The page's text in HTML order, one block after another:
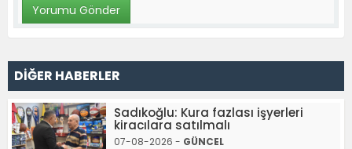
DİĞER HABERLER
Sadıkoğlu: Kura fazlası işyerleri
kiracılara satılmalı
07-08-2026 - GÜNCEL